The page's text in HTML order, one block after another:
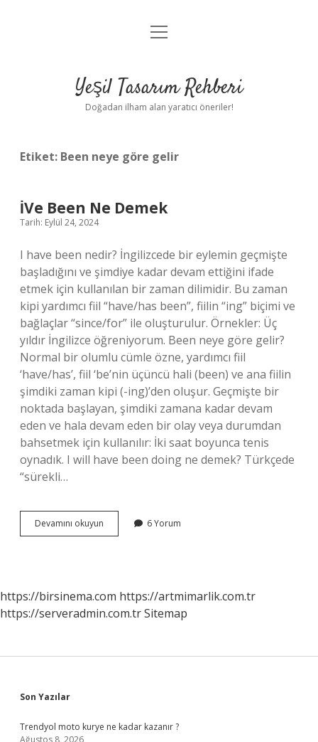
Anasayfa
Yasal Uyarı
menüyü
Yeşil Tasarım Rehberi
Doğadan ilham alan yaratıcı öneriler!
Etiket: Been neye göre gelir
İVe Been Ne Demek
Tarih: Eylül 24, 2024
I have been nedir? İngilizcede bir eylemin geçmişte
başladığını ve şimdiye kadar devam ettiğini ifade
etmek için kullanılan bir zaman dilimidir. Bu zaman
kipi yardımcı fiil “have/has been”, fiilin “ing” biçimi ve
bağlaçlar “since/for” ile oluşturulur. Örnekler: Üç
yıldır İngilizce öğreniyorum. Been neye göre gelir?
Normal bir olumlu cümle özne, yardımcı fiil
‘have/has’, fiil ‘be’nin üçüncü hali (been) ve ana fiilin
şimdiki zaman kipi (-ing)’den oluşur. Geçmişte bir
noktada başlayan, şimdiki zamana kadar devam
eden ve hala devam eden bir olay veya durumdan
bahsetmek için kullanılır: İki saat boyunca tenis
oynadık. I will have been doing ne demek? Türkçede
“sürekli…
Devamını okuyun
Been
6 Yorum
https://birsinema.com https://artmimarlik.com.tr
https://serveradmin.com.trSitemap
Sidebar
Son Yazılar
Trendyol moto kurye ne kadar kazanır ?
Ağustos 8, 2026